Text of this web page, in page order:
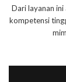
Dari layanan
kompetensi